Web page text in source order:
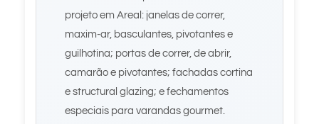
projeto em Areal: janelas de correr,
maxim-ar, basculantes, pivotantes e
guilhotina; portas de correr, de abrir,
camarão e pivotantes; fachadas cortina
e structural glazing; e fechamentos
especiais para varandas gourmet.